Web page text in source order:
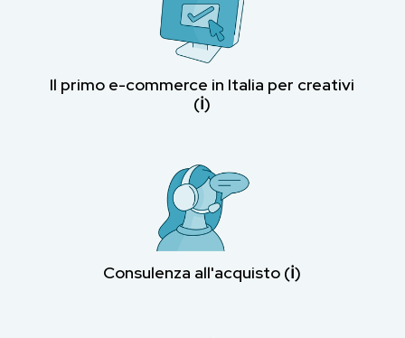
Il primo e-commerce in Italia per creativi
(ℹ︎)
Consulenza all'acquisto (ℹ︎)